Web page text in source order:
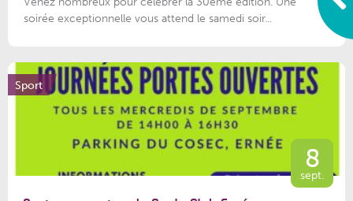
soirée exceptionnelle vous attend le samedi soir...
Sport
8
sept.